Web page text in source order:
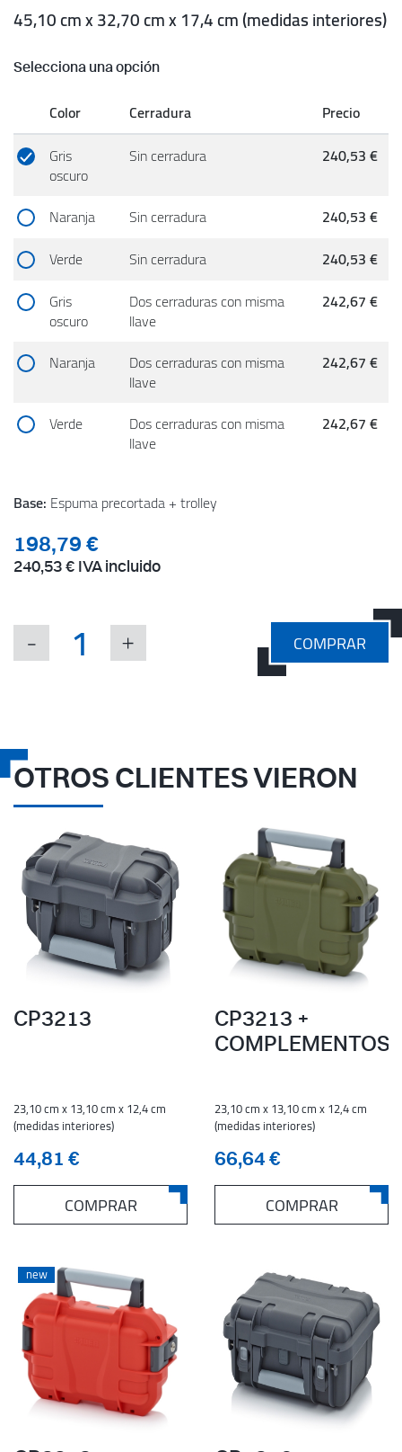
45,10 cm x 32,70 cm x 17,4 cm (medidas interiores)
Selecciona una opción
Color Cerradura
Precio
Gris
oscuro
Sin cerradura 240,53 €
Naranja Sin cerradura
240,53 €
Verde
Sin cerradura
240,53 €
Gris
oscuro
Dos cerraduras con misma
llave
242,67 €
Naranja Dos cerraduras con misma
llave
242,67 €
Verde Dos cerraduras con misma
llave
242,67 €
Base: Espuma precortada + trolley
198,79 €
240,53 € IVA incluido
COMPRAR
OTROS CLIENTES VIERON
CP3213
23,10 cm x 13,10 cm x 12,4 cm
(medidas interiores)
44,81 €
COMPRAR
CP3213 +
COMPLEMENTOS
23,10 cm x 13,10 cm x 12,4 cm
(medidas interiores)
66,64 €
COMPRAR
new